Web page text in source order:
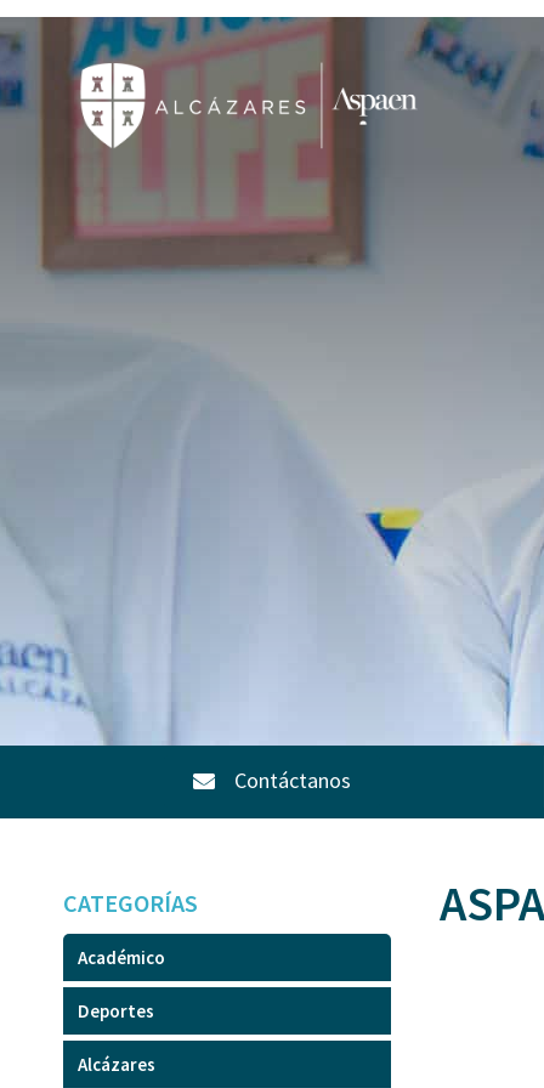
Contáctanos
CATEGORÍAS
Académico
Deportes
Alcázares